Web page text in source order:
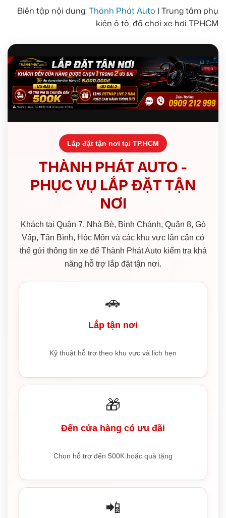
Biên tập nội dung:Thành Phát Auto | Trung tâm phụ
kiện ô tô, đồ chơi xe hơi TPHCM
Lắp đặt tận nơi tại TP.HCM
THÀNH PHÁT AUTO -
PHỤC VỤ LẮP ĐẶT TẬN
NƠI
Khách tại Quận 7, Nhà Bè, Bình Chánh, Quận 8, Gò
Vấp, Tân Bình, Hóc Môn và các khu vực lân cận có
thể gửi thông tin xe để Thành Phát Auto kiểm tra khả
năng hỗ trợ lắp đặt tận nơi.
🚗
Lắp tận nơi
Kỹ thuật hỗ trợ theo khu vực và lịch hẹn
🎁
Đến cửa hàng có ưu đãi
Chọn hỗ trợ đến 500K hoặc quà tặng
📲